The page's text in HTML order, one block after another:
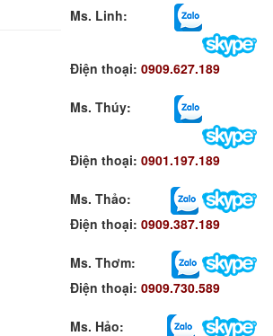
Ms. Linh:
Điện thoại: 0909.627.189
Ms. Thúy:
Điện thoại:0901.197.189
Ms. Thảo:
Điện thoại:0909.387.189
Ms. Thơm:
Điện thoại:0909.730.589
Ms. Hảo: